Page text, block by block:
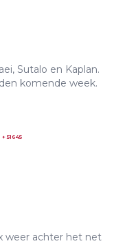
Sutalo en Kaplan.
komende week.
+51645
weer achter het net